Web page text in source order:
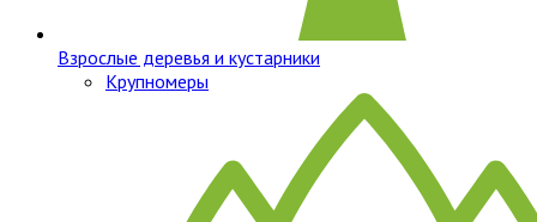
Взрослые деревья и кустарники
Крупномеры